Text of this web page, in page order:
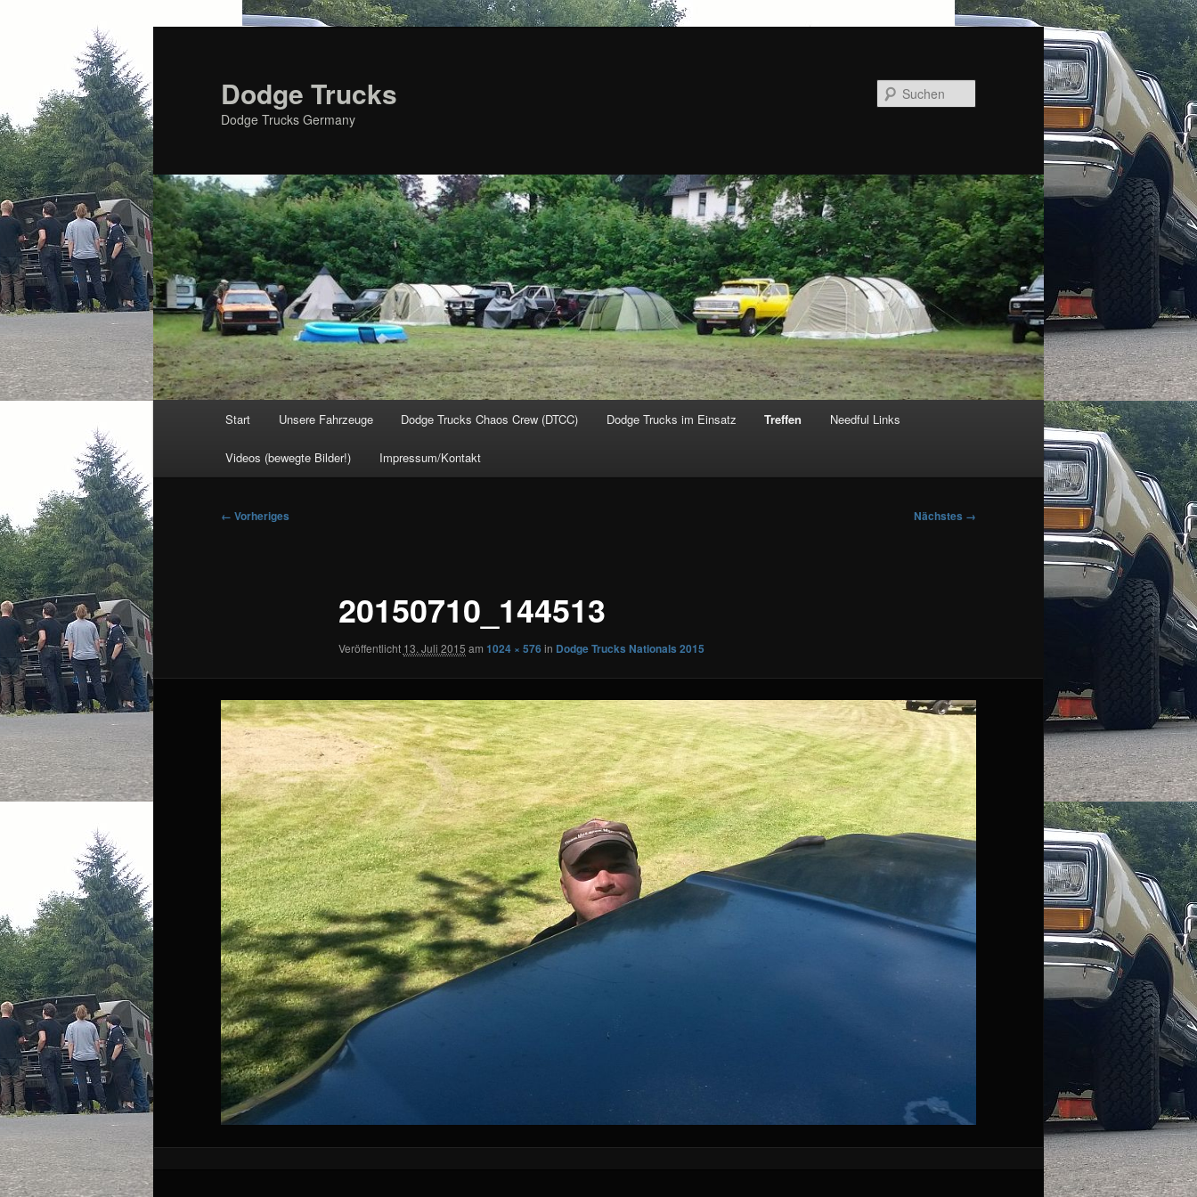
springen
Dodge Trucks
Dodge Trucks Germany
Start Unsere Fahrzeuge Dodge Trucks Chaos Crew (DTCC) Dodge Trucks im Einsatz Treffen Needful Links
Videos (bewegte Bilder!) Impressum/Kontakt
Bilder-
← Vorheriges Nächstes →
20150710_144513
Veröffentlicht 13. Juli 2015 am 1024 × 576 in Dodge Trucks Nationals 2015